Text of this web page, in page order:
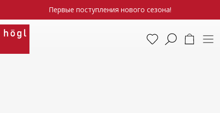
Первые поступления нового сезона!